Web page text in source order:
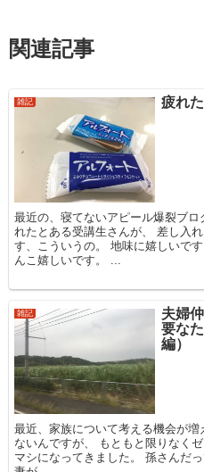
関連記事
雑記 疲れ
最近の、寝てないアピール爆裂ブロ
れたとある受講生さんが、 差し入
す、こういうの。 地味に嬉しいで
んこ嬉しいです。 ...
雑記
夫婦
要な
編）
最近、家族について考える機会が
ないんですが、 もともと限りなく
マシになってきました。 孫さんだ